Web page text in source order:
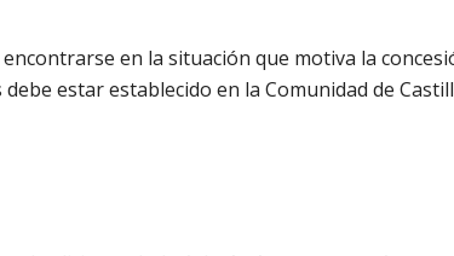
en la situación que motiva la
estar establecido en la Comunidad de